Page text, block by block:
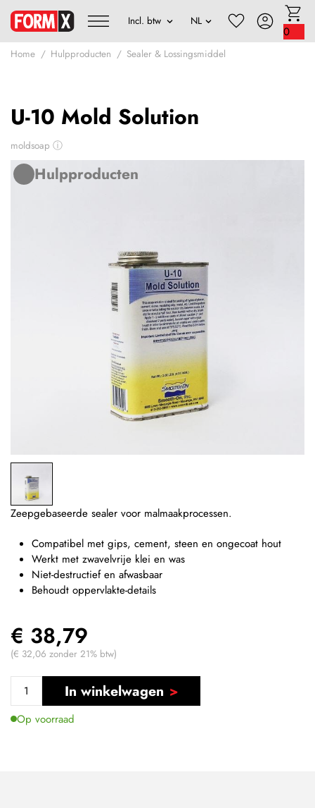
0
Home Hulpproducten Sealer & Lossingsmiddel
U-10 Mold Solution
moldsoap ⓘ
Hulpproducten
Zeepgebaseerde sealer voor malmaakprocessen.
Compatibel met gips, cement, steen en ongecoat hout
Werkt met zwavelvrije klei en was
Niet-destructief en afwasbaar
Behoudt oppervlakte-details
€ 38,79
(€ 32,06 zonder 21% btw)
In winkelwagen
Op voorraad